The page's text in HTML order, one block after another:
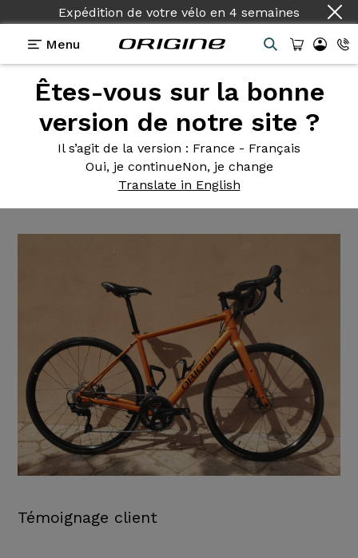
Expédition de votre vélo en 4 semaines
Menu
Êtes-vous sur la bonne
version de notre site ?
Il s’agit de la version : France - Français
Oui, je continueNon, je change
Translate in English
Témoignages>Help Road - Shimano 105 2x11v -
Help Road- Shimano 105
2x11v - Mavic A423 X20
Témoignage client